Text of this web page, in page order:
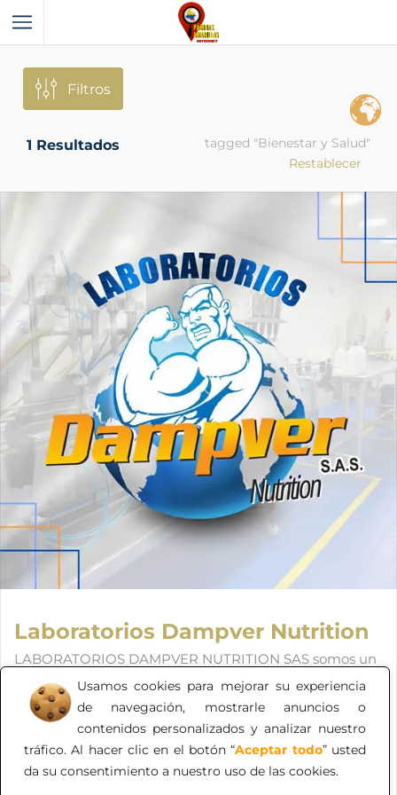
Usamos cookies para mejorar su experiencia
de navegación, mostrarle anuncios o
contenidos personalizados y analizar nuestro
tráfico. Al hacer clic en el botón “Aceptar todo” usted
da su consentimiento a nuestro uso de las cookies.
Filtros
1 Resultados
tagged "Bienestar y Salud"
Restablecer
Laboratorios Dampver Nutrition
LABORATORIOS DAMPVER NUTRITION SAS somos un
laboratorio certificado a nivel nacional e internacional
con más de 20 años de experiencia, destacado por la
calidad en sus procesos de producción, desarrollo e
innovación constante.